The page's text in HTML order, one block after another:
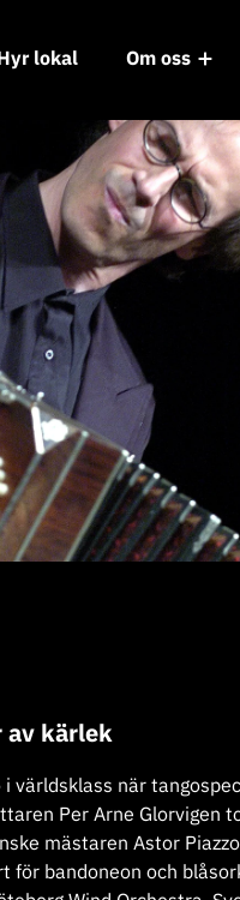
lokal Om oss
av kärlek
världsklass när
Per Arne Glorvigen
mästaren Astor
för bandoneon och